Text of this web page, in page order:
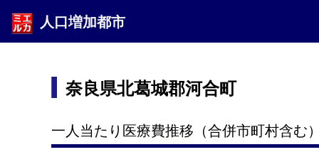
人口増加都市
奈良県北葛城郡河合町
一人当たり医療費推移（合併市町村含む